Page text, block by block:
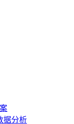
据分析